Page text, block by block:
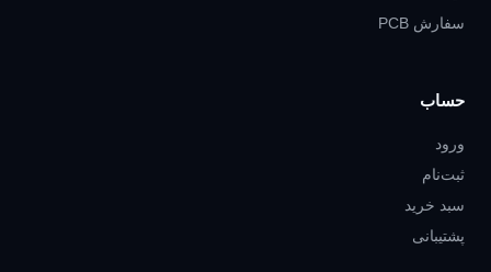
سفارش PCB
حساب
ورود
ثبت‌نام
سبد خرید
پشتیبانی